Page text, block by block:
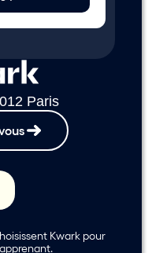
Paris
Kwark pour